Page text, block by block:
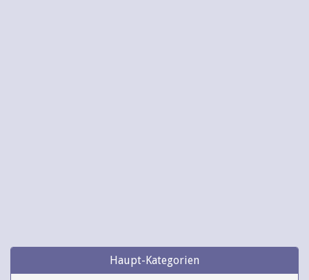
Haupt-Kategorien